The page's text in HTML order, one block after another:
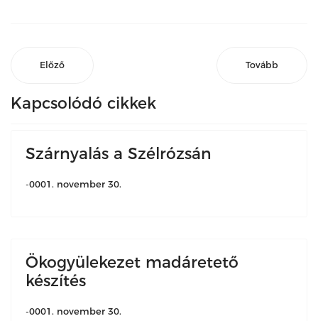
Előző Tovább
Kapcsolódó cikkek
Szárnyalás a Szélrózsán
-0001. november 30.
Ökogyülekezet madáretető
készítés
-0001. november 30.